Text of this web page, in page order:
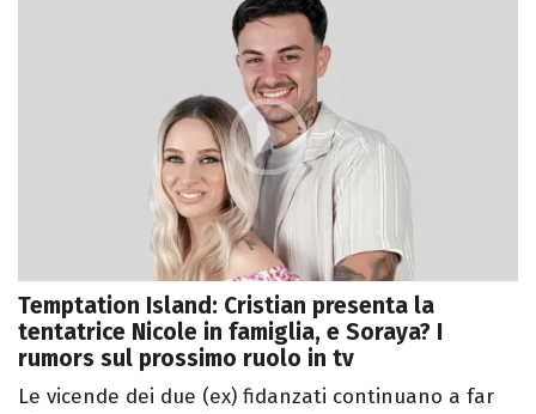
Temptation Island: Cristian presenta la
tentatrice Nicole in famiglia, e Soraya? I
rumors sul prossimo ruolo in tv
Le vicende dei due (ex) fidanzati continuano a far